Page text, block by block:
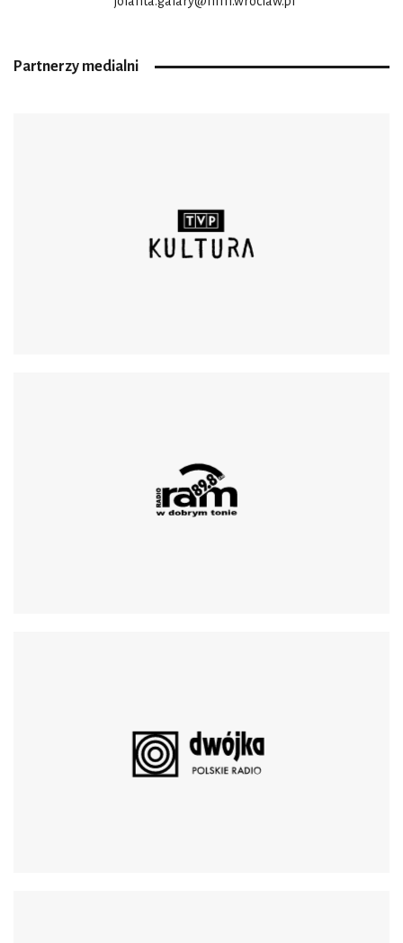
Partnerzy medialni